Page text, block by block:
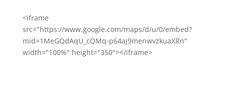
<iframe
src="https://www.google.com/maps/d/u/0/embed?
mid=1MeGQdAqU_cQMq-p64aj9menwvzkuaXRn"
width="100%" height="350"></iframe>